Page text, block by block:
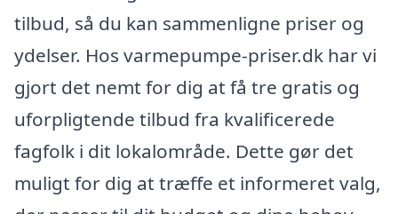
tilbud, så du kan sammenligne priser og
ydelser. Hos varmepumpe-priser.dk har vi
gjort det nemt for dig at få tre gratis og
uforpligtende tilbud fra kvalificerede
fagfolk i dit lokalområde. Dette gør det
muligt for dig at træffe et informeret valg,